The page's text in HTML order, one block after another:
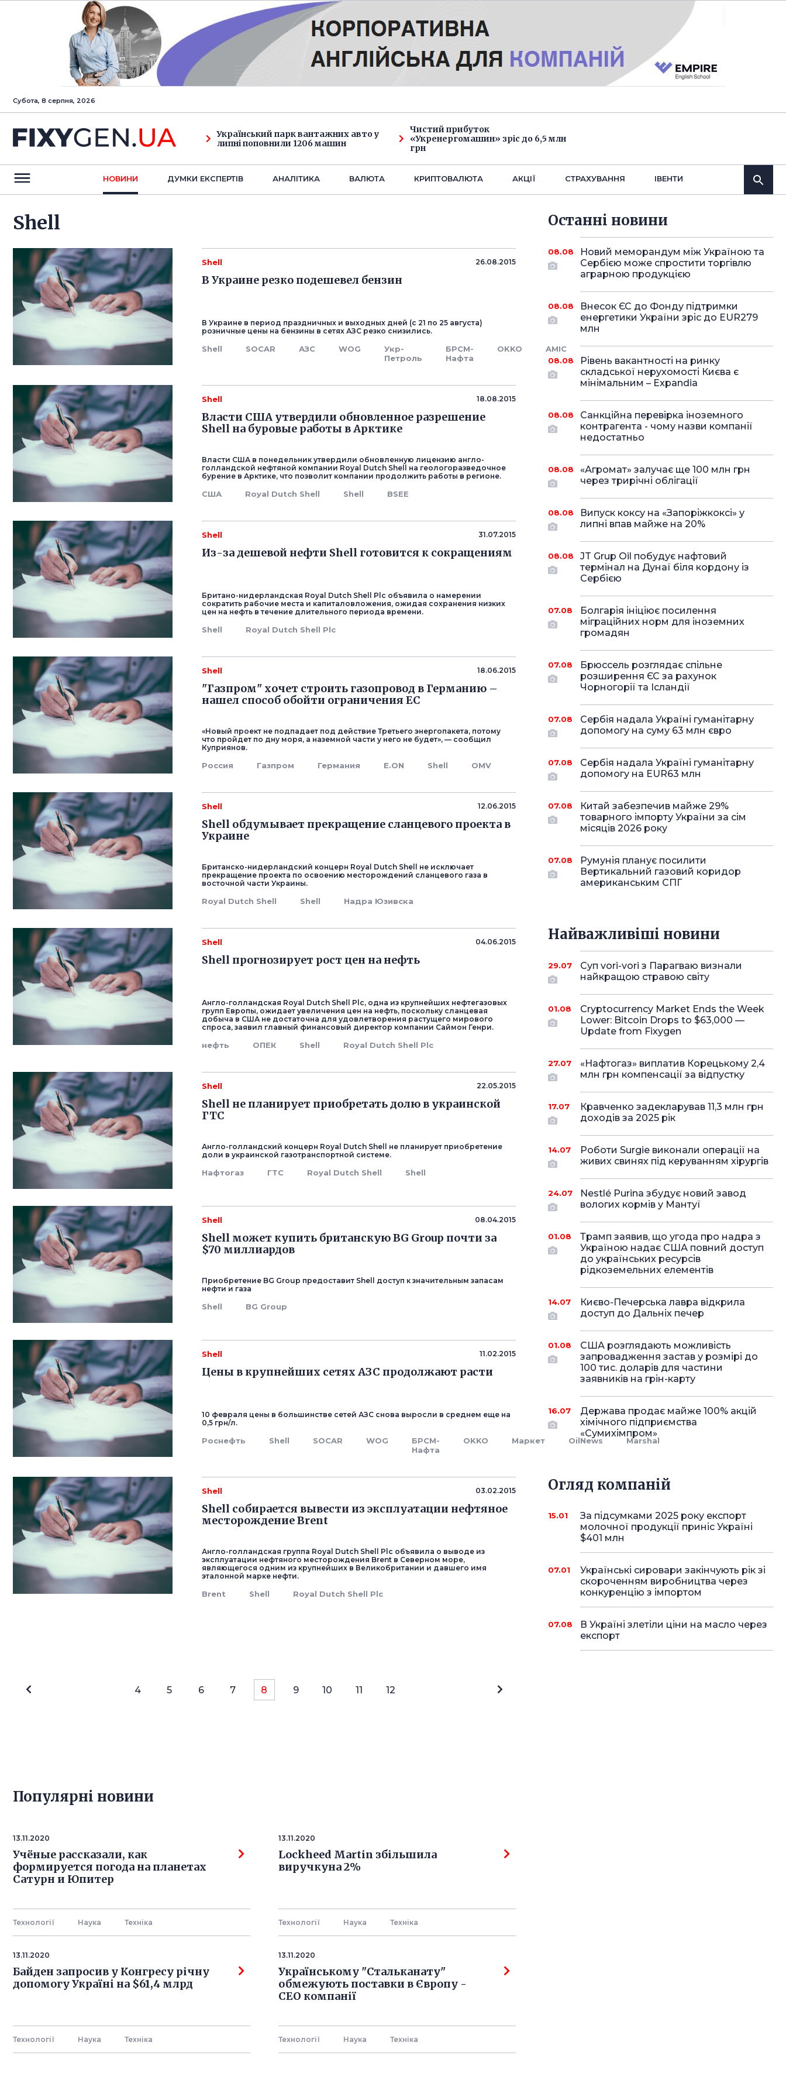
Субота, 8 серпня, 2026
Український парк вантажних авто у
липні поповнили 1206 машин
Чистий прибуток
«Укренергомашин» зріс до 6,5 млн
грн
НОВИНИ ДУМКИ ЕКСПЕРТIВ АНАЛIТИКА ВАЛЮТА КРИПТОВАЛЮТА АКЦІЇ СТРАХУВАННЯ IВЕНТИ
Shell
Shell 26.08.2015
В Украине резко подешевел бензин
В Украине в период праздничных и выходных дней (с 21 по 25 августа)
розничные цены на бензины в сетях АЗС резко снизились.
Shell SOCAR АЗС WOG
Укр-
Петроль
БРСМ-
Нафта
OKKO AMIC
Shell 18.08.2015
Власти США утвердили обновленное разрешение
Shell на буровые работы в Арктике
Власти США в понедельник утвердили обновленную лицензию англо-
голландской нефтяной компании Royal Dutch Shell на геологоразведочное
бурение в Арктике, что позволит компании продолжить работы в регионе.
США Royal Dutch Shell Shell BSEE
Shell 31.07.2015
Из-за дешевой нефти Shell готовится к сокращениям
Британо-нидерландская Royal Dutch Shell Plc объявила о намерении
сократить рабочие места и капиталовложения, ожидая сохранения низких
цен на нефть в течение длительного периода времени.
Shell Royal Dutch Shell Plc
Shell 18.06.2015
"Газпром" хочет строить газопровод в Германию –
нашел способ обойти ограничения ЕС
«Новый проект не подпадает под действие Третьего энергопакета, потому
что пройдет по дну моря, а наземной части у него не будет», — сообщил
Куприянов.
Россия Газпром Германия E.ON Shell OMV
Shell 12.06.2015
Shell обдумывает прекращение сланцевого проекта в
Украине
Британско-нидерландский концерн Royal Dutch Shell не исключает
прекращение проекта по освоению месторождений сланцевого газа в
восточной части Украины.
Royal Dutch Shell Shell Надра Юзивска
Shell 04.06.2015
Shell прогнозирует рост цен на нефть
Англо-голландская Royal Dutch Shell Plc, одна из крупнейших нефтегазовых
групп Европы, ожидает увеличения цен на нефть, поскольку сланцевая
добыча в США не достаточна для удовлетворения растущего мирового
спроса, заявил главный финансовый директор компании Саймон Генри.
нефть ОПЕК Shell Royal Dutch Shell Plc
Shell 22.05.2015
Shell не планирует приобретать долю в украинской
ГТС
Англо-голландский концерн Royal Dutch Shell не планирует приобретение
доли в украинской газотранспортной системе.
Нафтогаз ГТС Royal Dutch Shell Shell
Shell 08.04.2015
Shell может купить британскую BG Group почти за
$70 миллиардов
Приобретение BG Group предоставит Shell доступ к значительным запасам
нефти и газа
Shell BG Group
Shell 11.02.2015
Цены в крупнейших сетях АЗС продолжают расти
10 февраля цены в большинстве сетей АЗС снова выросли в среднем еще на
0,5 грн/л.
Роснефть Shell SOCAR WOG
БРСМ-
Нафта
OKKO Маркет OilNews Marshal
Shell 03.02.2015
Shell собирается вывести из эксплуатации нефтяное
месторождение Brent
Англо-голландская группа Royal Dutch Shell Plc объявила о выводе из
эксплуатации нефтяного месторождения Brent в Северном море,
являющегося одним из крупнейших в Великобритании и давшего имя
эталонной марке нефти.
Brent Shell Royal Dutch Shell Plc
4 5 6 7 8 9 10 11 12
Популярнi новини
13.11.2020
Учёные рассказали, как
формируется погода на планетах
Сатурн и Юпитер
Технології Наука Технiка
13.11.2020
Lockheed Martin збільшила
виручкуна 2%
Технології Наука Технiка
13.11.2020
Байден запросив у Конгресу річну
допомогу Україні на $61,4 млрд
Технології Наука Технiка
13.11.2020
Українському "Стальканату"
обмежують поставки в Європу -
СЕО компанії
Технології Наука Технiка
Останнi новини
08.08
Новий меморандум між Україною та
Сербією може спростити торгівлю
аграрною продукцією
08.08
Внесок ЄС до Фонду підтримки
енергетики України зріс до EUR279
млн
08.08
Рівень вакантності на ринку
складської нерухомості Києва є
мінімальним – Expandia
08.08
Санкційна перевірка іноземного
контрагента - чому назви компанії
недостатньо
08.08
«Агромат» залучає ще 100 млн грн
через трирічні облігації
08.08
Випуск коксу на «Запоріжкоксі» у
липні впав майже на 20%
08.08
JT Grup Oil побудує нафтовий
термінал на Дунаї біля кордону із
Сербією
07.08
Болгарія ініціює посилення
міграційних норм для іноземних
громадян
07.08
Брюссель розглядає спільне
розширення ЄС за рахунок
Чорногорії та Ісландії
07.08
Сербія надала Україні гуманітарну
допомогу на суму 63 млн євро
07.08
Сербія надала Україні гуманітарну
допомогу на EUR63 млн
07.08
Китай забезпечив майже 29%
товарного імпорту України за сім
місяців 2026 року
07.08
Румунія планує посилити
Вертикальний газовий коридор
американським СПГ
Найважливіші новини
29.07
Суп vori-vori з Парагваю визнали
найкращою стравою світу
01.08
Cryptocurrency Market Ends the Week
Lower: Bitcoin Drops to $63,000 —
Update from Fixygen
27.07
«Нафтогаз» виплатив Корецькому 2,4
млн грн компенсації за відпустку
17.07
Кравченко задекларував 11,3 млн грн
доходів за 2025 рік
14.07
Роботи Surgie виконали операції на
живих свинях під керуванням хірургів
24.07
Nestlé Purina збудує новий завод
вологих кормів у Мантуї
01.08
Трамп заявив, що угода про надра з
Україною надає США повний доступ
до українських ресурсів
рідкоземельних елементів
14.07
Києво-Печерська лавра відкрила
доступ до Дальніх печер
01.08
США розглядають можливість
запровадження застав у розмірі до
100 тис. доларів для частини
заявників на грін-карту
16.07
Держава продає майже 100% акцій
хімічного підприємства
«Сумихімпром»
Огляд компаній
15.01
За підсумками 2025 року експорт
молочної продукції приніс Україні
$401 млн
07.01
Українські сировари закінчують рік зі
скороченням виробництва через
конкуренцію з імпортом
07.08
В Україні злетіли ціни на масло через
експорт